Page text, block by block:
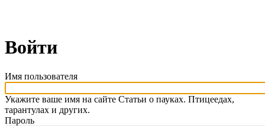
Войти
Имя пользователя
Укажите ваше имя на сайте Статьи о пауках. Птицеедах,
тарантулах и других.
Пароль